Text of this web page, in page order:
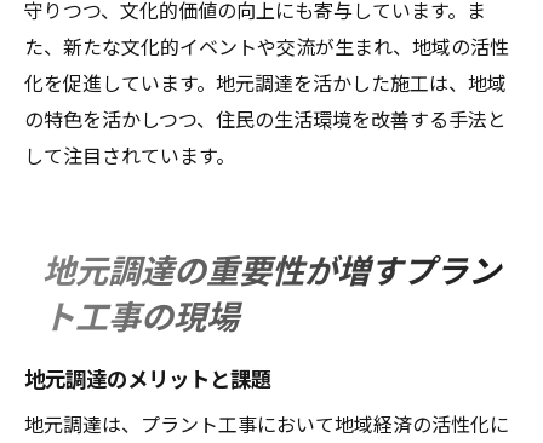
守りつつ、文化的価値の向上にも寄与しています。ま
た、新たな文化的イベントや交流が生まれ、地域の活性
化を促進しています。地元調達を活かした施工は、地域
の特色を活かしつつ、住民の生活環境を改善する手法と
して注目されています。
地元調達の重要性が増すプラン
ト工事の現場
地元調達のメリットと課題
地元調達は、プラント工事において地域経済の活性化に